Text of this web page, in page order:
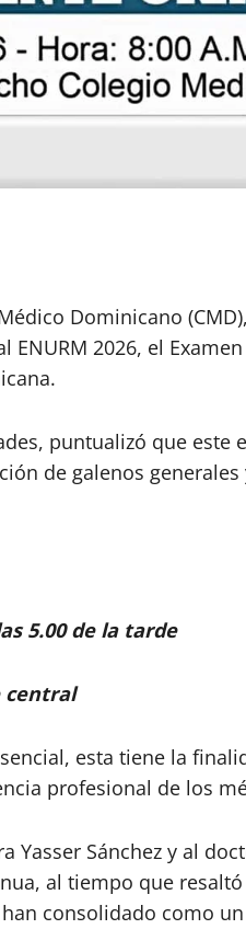
Dominicano
ENURM 2026, el
puntualizó que este
de galenos
5.00 de la tarde
central
esta tiene la
profesional de los
Yasser Sánchez y al
al tiempo que
consolidado como